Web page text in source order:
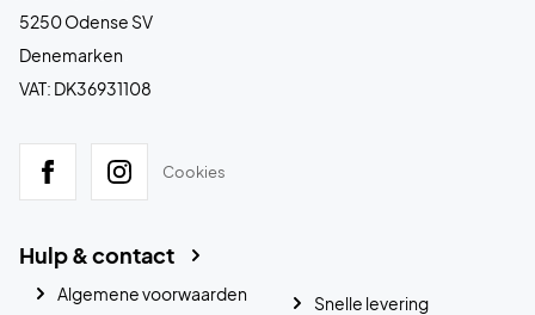
5250 Odense SV
Denemarken
VAT: DK36931108
Cookies
Hulp & contact
Algemene voorwaarden
Snelle levering